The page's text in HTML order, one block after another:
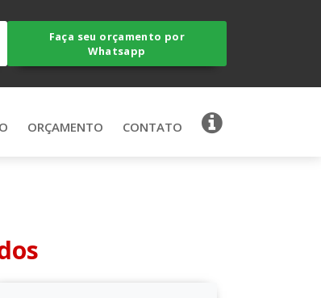
Faça seu orçamento por
Whatsapp
ORÇAMENTO CONTATO